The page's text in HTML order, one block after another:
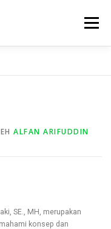
Menu
BARU
ALFAN ARIFUDDIN
SE., MH, merupakan
konsep dan